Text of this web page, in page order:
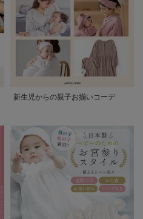
新生児からの親子お揃いコーデ